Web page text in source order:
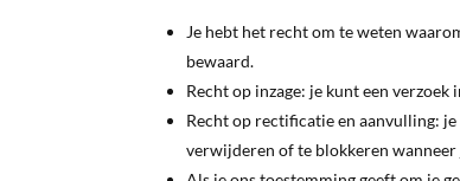
Je hebt het recht om te weten
bewaard.
Recht op inzage: je kunt een verzoek
Recht op rectificatie en aanvulling:
verwijderen of te blokkeren